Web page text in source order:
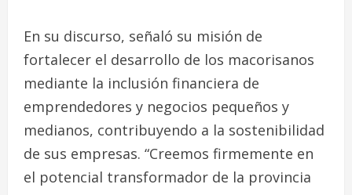
En su discurso, señaló su misión de
fortalecer el desarrollo de los macorisanos
mediante la inclusión financiera de
emprendedores y negocios pequeños y
medianos, contribuyendo a la sostenibilidad
de sus empresas. “Creemos firmemente en
el potencial transformador de la provincia